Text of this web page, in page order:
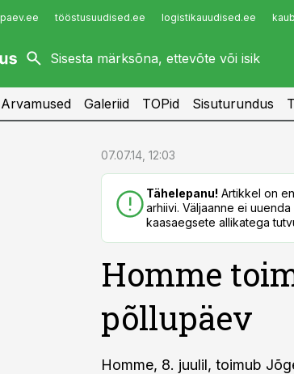
tööstusuudised.ee logistikauudised.ee
imelineajalugu.ee
Infopank
Arvamused Galeriid TOPid Sisuturundus
07.07.14, 12:03
Tähelepanu! Artikkel on
arhiivi. Väljaanne ei
kaasaegsete allikatega
Homme
põllupäev
Homme, 8. juulil, toimub